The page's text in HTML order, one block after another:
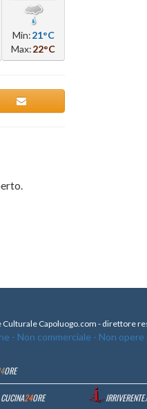
Min:21°C
Max:22°C
Capoluogo.com - direttore
- Non commerciale - Non
ORE
CUCINA24ORE